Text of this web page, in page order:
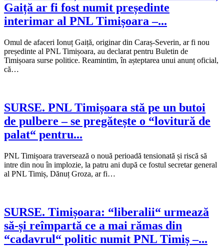
Gaiță ar fi fost numit președinte
interimar al PNL Timișoara –...
Omul de afaceri Ionuț Gaiță, originar din Caraș-Severin, ar fi nou
președinte al PNL Timișoara, au declarat pentru Buletin de
Timișoara surse politice. Reamintim, în așteptarea unui anunț oficial,
că…
SURSE. PNL Timișoara stă pe un butoi
de pulbere – se pregătește o “lovitură de
palat“ pentru...
PNL Timișoara traversează o nouă perioadă tensionată și riscă să
intre din nou în implozie, la patru ani după ce fostul secretar general
al PNL Timiș, Dănuț Groza, ar fi…
SURSE. Timișoara: “liberalii“ urmează
să-și reîmpartă ce a mai rămas din
“cadavrul“ politic numit PNL Timiș –...